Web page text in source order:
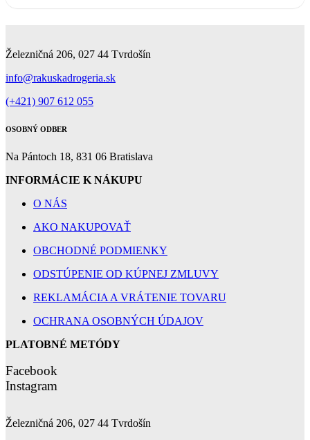
Železničná 206, 027 44 Tvrdošín
info@rakuskadrogeria.sk
(+421) 907 612 055
OSOBNÝ ODBER
Na Pántoch 18, 831 06 Bratislava
INFORMÁCIE K NÁKUPU
O NÁS
AKO NAKUPOVAŤ
OBCHODNÉ PODMIENKY
ODSTÚPENIE OD KÚPNEJ ZMLUVY
REKLAMÁCIA A VRÁTENIE TOVARU
OCHRANA OSOBNÝCH ÚDAJOV
PLATOBNÉ METÓDY
Facebook
Instagram
Železničná 206, 027 44 Tvrdošín